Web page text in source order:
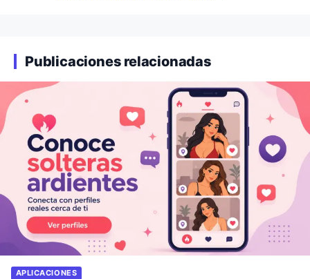
Publicaciones relacionadas
APLICACIONES